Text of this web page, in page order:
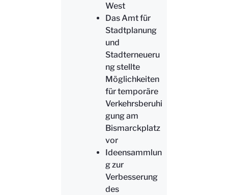
West
Das Amt für
Stadtplanung
und
Stadterneueru
ng stellte
Möglichkeiten
für temporäre
Verkehrsberuhi
gung am
Bismarckplatz
vor
Ideensammlun
g zur
Verbesserung
des